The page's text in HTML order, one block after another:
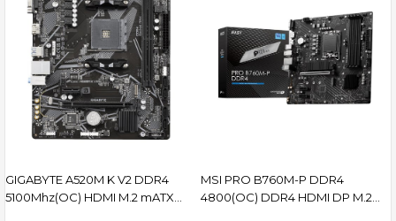
GIGABYTE A520M K V2 DDR4
5100Mhz(OC) HDMI M.2 mATX
MSI PRO B760M-P DDR4
4800(OC) DDR4 HDMI DP M.2